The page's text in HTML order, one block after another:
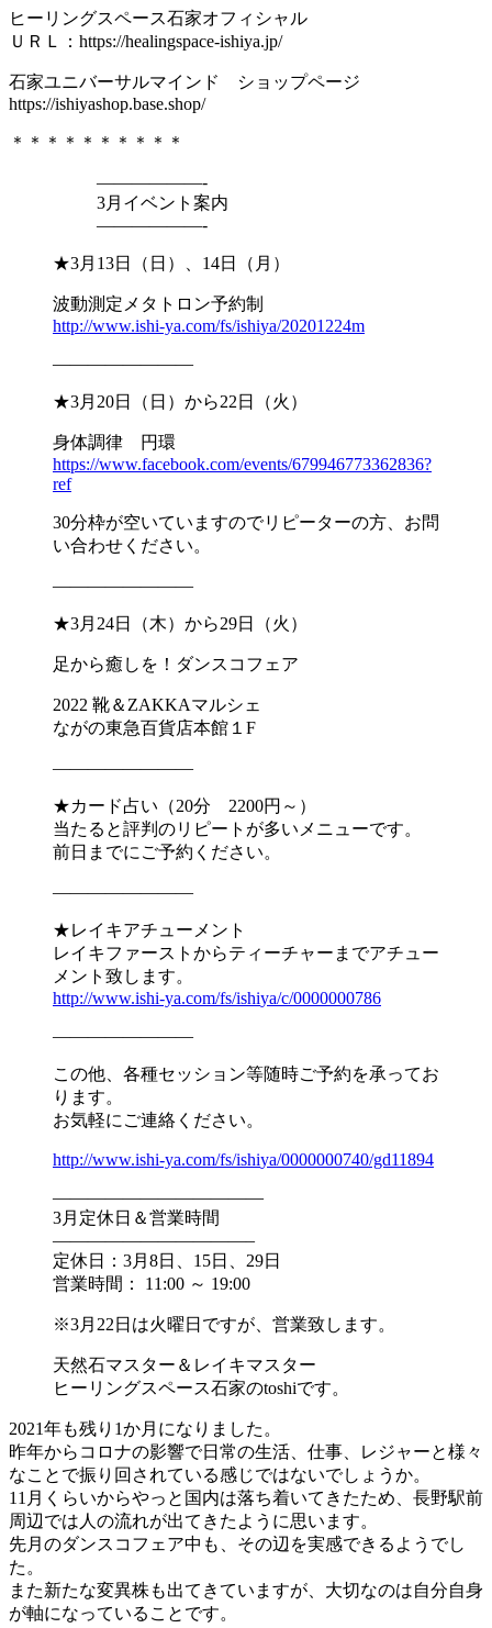
ヒーリングスペース石家オフィシャル
ＵＲＬ：https://healingspace-ishiya.jp/
石家ユニバーサルマインド ショップページ
https://ishiyashop.base.shop/
＊＊＊＊＊＊＊＊＊＊
——————-
3月イベント案内
——————-
★3月13日（日）、14日（月）
波動測定メタトロン予約制
http://www.ishi-ya.com/fs/ishiya/20201224m
————————
★3月20日（日）から22日（火）
身体調律 円環
https://www.facebook.com/events/679946773362836?
ref
30分枠が空いていますのでリピーターの方、お問
い合わせくださ い。
————————
★3月24日（木）から29日（火）
足から癒しを！ダンスコフェア
2022 靴＆ZAKKAマルシェ
ながの東急百貨店本館１F
————————
★カード占い（20分 2200円～）
当たると評判のリピートが多いメニューです。
前日までにご予約ください。
————————
★レイキアチューメント
レイキファーストからティーチャーまでアチュー
メント致します。
http://www.ishi-ya.com/fs/ishiya/c/0000000786
————————
この他、各種セッション等随時ご予約を承ってお
ります。
お気軽にご連絡ください。
http://www.ishi-ya.com/fs/ishiya/0000000740/gd11894
————————————
3月定休日＆営業時間
———————————–
定休日：3月8日、15日、29日
営業時間： 11:00 ～ 19:00
※3月22日は火曜日ですが、営業致します。
天然石マスター＆レイキマスター
ヒーリングスペース石家のtoshiです。
2021年も残り1か月になりました。
昨年からコロナの影響で日常の生活、仕事、レジャーと様々
なこと で振り回されている感じではないでしょうか。
11月くらいからやっと国内は落ち着いてきたため、長野駅前
周辺 では人の流れが出てきたように思います。
先月のダンスコフェア中も、その辺を実感できるようでし
た。
また新たな変異株も出てきていますが、大切なのは自分自身
が軸になっていることです。